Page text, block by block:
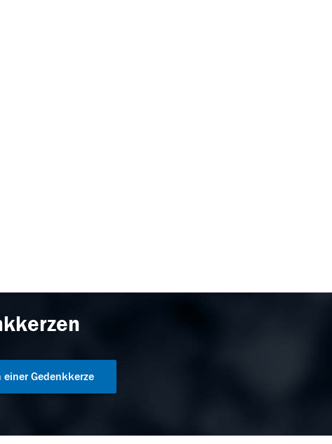
einer Gedenkkerze